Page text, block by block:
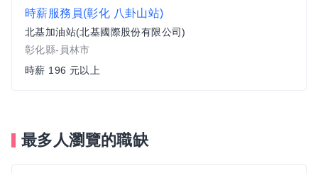
時薪服務員(彰化 八卦山站)
北基加油站(北基國際股份有限公司)
彰化縣-員林市
時薪 196 元以上
最多人瀏覽的職缺